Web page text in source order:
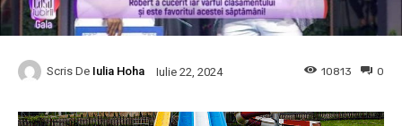
Scris De Iulia Hoha Iulie 22, 2024 0
10813